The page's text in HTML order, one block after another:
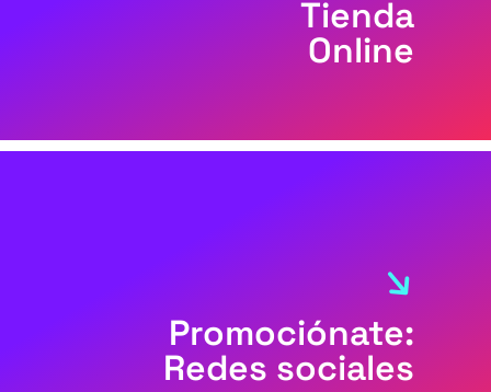
Tienda
Online
Promociónate:
Redes sociales